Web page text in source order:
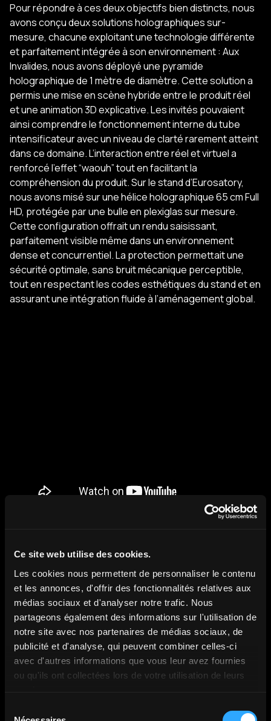
Ce site web utilise des cookies.
Les cookies nous permettent de personnaliser le contenu
et les annonces, d'offrir des fonctionnalités relatives aux
médias sociaux et d'analyser notre trafic. Nous
partageons également des informations sur l'utilisation de
notre site avec nos partenaires de médias sociaux, de
publicité et d'analyse, qui peuvent combiner celles-ci
avec d'autres informations que vous leur avez fournies
ou qu'ils ont collectées lors de votre utilisation de leurs
Pour répondre à ces deux objectifs bien distincts, nous
avons conçu deux solutions holographiques sur-
mesure, chacune exploitant une technologie différente
et parfaitement intégrée à son environnement : Aux
Invalides, nous avons déployé une pyramide
holographique de 1 mètre de diamètre. Cette solution a
permis une mise en scène hybride entre le produit réel
et une animation 3D explicative. Les invités pouvaient
ainsi comprendre le fonctionnement interne du tube
intensificateur avec un niveau de clarté rarement atteint
dans ce domaine. L’interaction entre réel et virtuel a
renforcé l’effet “waouh” tout en facilitant la
compréhension du produit. Sur le stand d’Eurosatory,
nous avons misé sur une hélice holographique 65 cm Full
HD, protégée par une bulle en plexiglas sur mesure.
Cette configuration offrait un rendu saisissant,
parfaitement visible même dans un environnement
dense et concurrentiel. La protection permettait une
sécurité optimale, sans bruit mécanique perceptible,
tout en respectant les codes esthétiques du stand et en
assurant une intégration fluide à l’aménagement global.
Résultat